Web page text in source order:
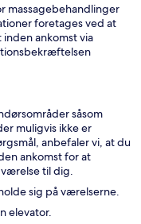
massagebehandlinger
foretages ved at
ankomst via
såsom
muligvis ikke er
anbefaler vi, at du
ankomst for at
til dig.
sig på værelserne.
elevator.